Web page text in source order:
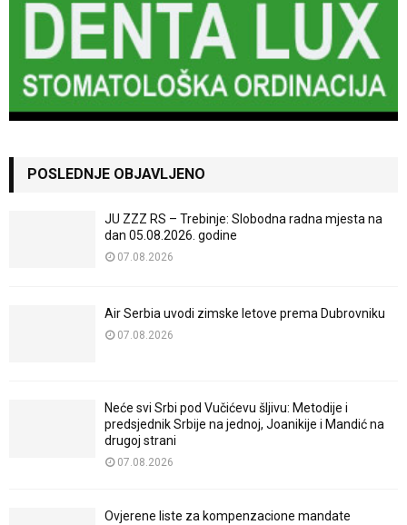
POSLEDNJE OBJAVLJENO
JU ZZZ RS – Trebinje: Slobodna radna mjesta na
dan 05.08.2026. godine
07.08.2026
Air Serbia uvodi zimske letove prema Dubrovniku
07.08.2026
Neće svi Srbi pod Vučićevu šljivu: Metodije i
predsjednik Srbije na jednoj, Joanikije i Mandić na
drugoj strani
07.08.2026
Ovjerene liste za kompenzacione mandate